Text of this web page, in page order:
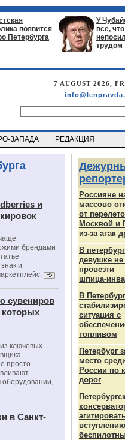
появится
Петербурга
У
все,
трудом
7 AUGUST 2026,
ЗАПАДА РЕДАКЦИЯ
и
брендами
и
сувениров
которых
ключевых
просто
оборудовании,
в Санкт-
Россияне
массово
от
Москвой и
из-за атак
В
девушке
провезти
В
ситуация с
топливом
Петербург
место
России по
дорог